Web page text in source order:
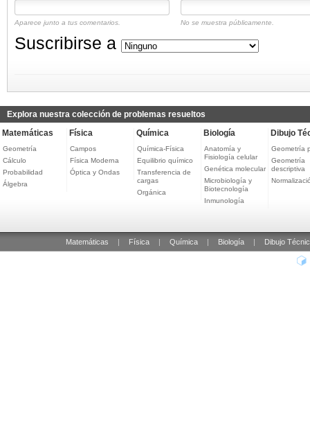
Aparece junto a tus comentarios. No se muestra públicamente.
Suscribirse a
Explora nuestra colección de problemas resueltos
Matemáticas
Geometría
Cálculo
Probabilidad
Álgebra
Física
Campos
Física Moderna
Óptica y Ondas
Química
Química-Física
Equilibrio químico
Transferencia de
cargas
Orgánica
Biología
Anatomía y
Fisiología celular
Genética molecular
Microbiología y
Biotecnología
Inmunología
Dibujo
Geometría
Geometría
descriptiva
Matemáticas Física Química Biología Dibujo